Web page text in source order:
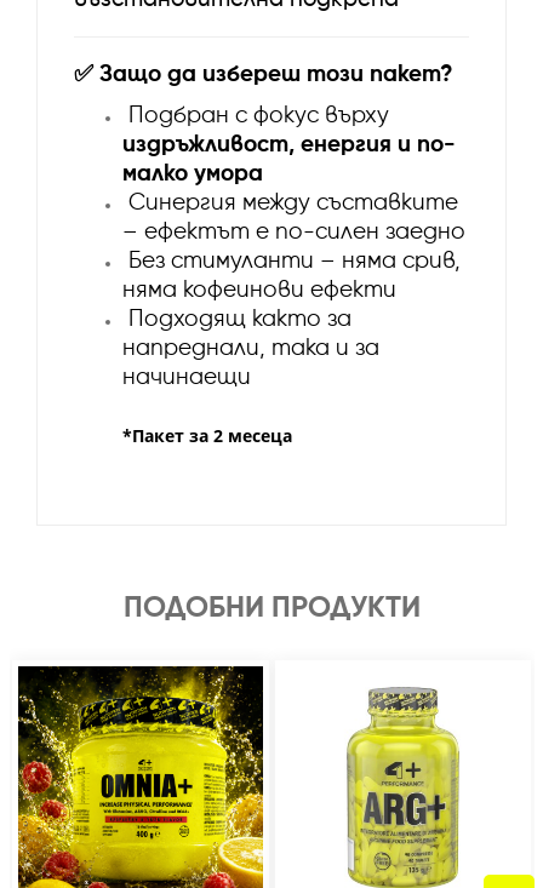
✅Защо да избереш този пакет?
Подбран с фокус върху
издръжливост, енергия и по-
малко умора
Синергия между съставките
– ефектът е по-силен заедно
Без стимуланти – няма срив,
няма кофеинови ефекти
Подходящ както за
напреднали, така и за
начинаещи
*Пакет за 2 месеца
ПОДОБНИ ПРОДУКТИ